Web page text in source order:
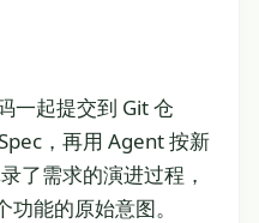
一起提交到 Git 仓
，再用 Agent 按新
了需求的演进过程，
能的原始意图。